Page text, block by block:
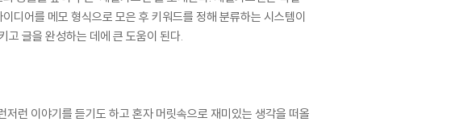
디어를 메모 형식으로 모은 후 키워드를 정해 분류하는 시스템이
고 글을 완성하는 데에 큰 도움이 된다.
런 이야기를 듣기도 하고 혼자 머릿속으로 재미있는 생각을 떠올